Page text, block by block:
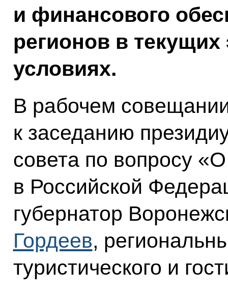
и финансового
регионов в
условиях.
В рабочем
к заседанию
совета по вопросу
в Российской
губернатор
Гордеев,
туристического и